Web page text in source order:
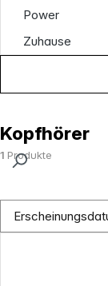
Power
Zuhause
Kopfhörer
1 Produkte